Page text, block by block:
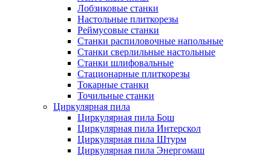
Лобзиковые станки
Настольные плиткорезы
Реймусовые станки
Станки распиловочные напольные
Станки сверлильные настольные
Станки шлифовальные
Стационарные плиткорезы
Токарные станки
Точильные станки
Циркулярная пила
Циркулярная пила Бош
Циркулярная пила Интерскол
Циркулярная пила Штурм
Циркулярная пила Энергомаш